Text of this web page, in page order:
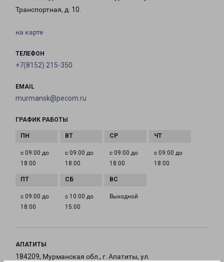
Транспортная, д. 10.
на карте
ТЕЛЕФОН
+7(8152) 215-350
EMAIL
murmansk@pecom.ru
ГРАФИК РАБОТЫ
с 09:00 до
18:00
с 09:00 до
18:00
с 09:00 до
18:00
с 09:00 до
18:00
с 09:00 до
18:00
с 10:00 до
15:00
Выходной
АПАТИТЫ
184209, Мурманская обл., г. Апатиты, ул.